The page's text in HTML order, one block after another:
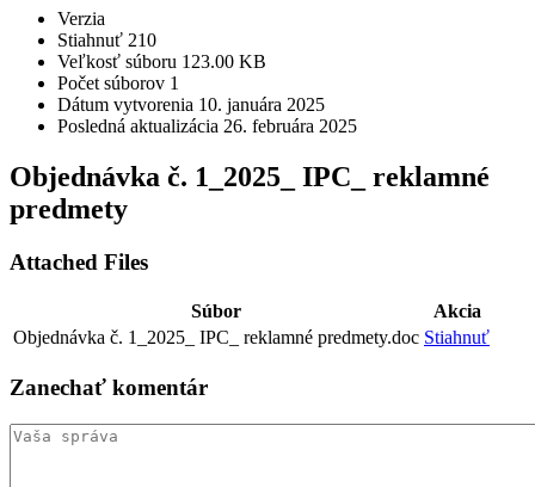
Verzia
Stiahnuť 210
Veľkosť súboru 123.00 KB
Počet súborov 1
Dátum vytvorenia 10. januára 2025
Posledná aktualizácia 26. februára 2025
Objednávka č. 1_2025_ IPC_ reklamné
predmety
Attached Files
Súbor
Akcia
Objednávka č. 1_2025_ IPC_ reklamné predmety.doc Stiahnuť
Zanechať komentár